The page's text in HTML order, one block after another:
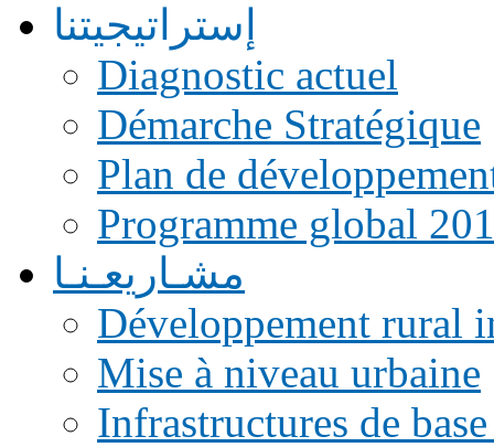
إستراتيجيتنا
Diagnostic actuel
Démarche Stratégique
Plan de
Programme global
مشـاريعـنـا
Développement rural
Mise à niveau urbaine
Infrastructures de